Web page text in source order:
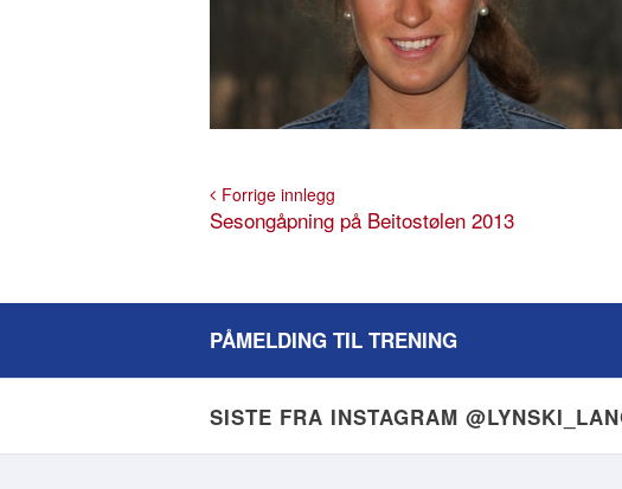
Forrige innlegg
Sesongåpning på Beitostølen 2013
PÅMELDING TIL TRENING
SISTE FRA INSTAGRAM